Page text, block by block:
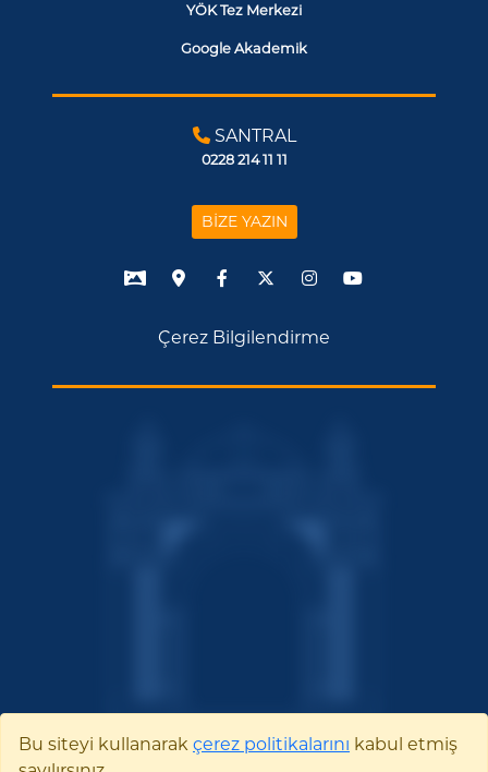
YÖK Tez Merkezi
Google Akademik
SANTRAL
0228 214 11 11
BİZE YAZIN
Çerez Bilgilendirme
Bu siteyi kullanarak çerez politikalarını kabul etmiş